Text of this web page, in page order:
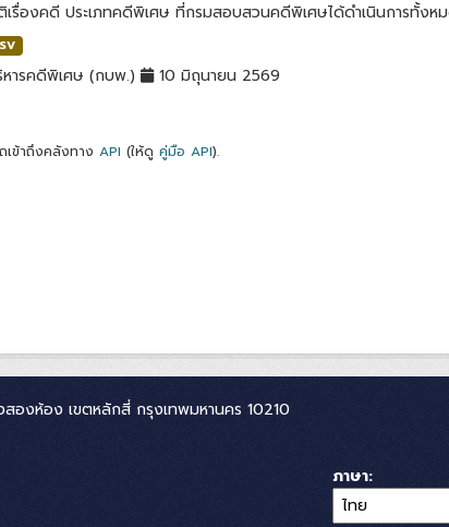
รื่องคดี ประเภทคดีพิเศษ ที่กรมสอบสวนคดีพิเศษได้ดำเนินการทั้งห
ารคดีพิเศษ (กบพ.) 10 มิถุนายน 2569
ข้าถึงคลังทาง API (ให้ดู คู่มือ API).
งห้อง เขตหลักสี่ กรุงเทพมหานคร 10210
ภาษา